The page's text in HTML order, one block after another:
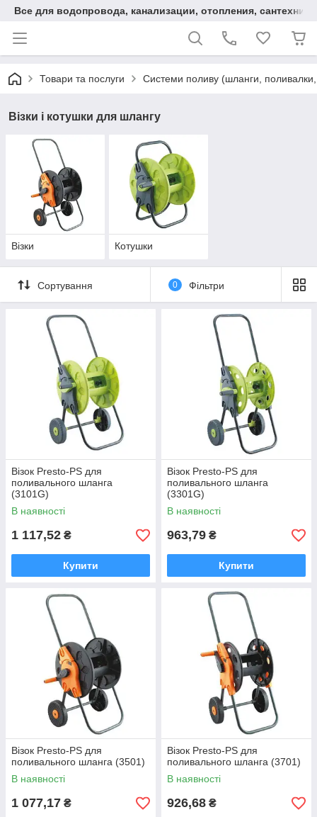
Все для водопровода, канализации, отопления, сантехники
Товари та послуги Системи поливу (шланги,
Візки і котушки для шлангу
Візки Котушки
Сортування 0 Фільтри
Візок Presto-PS для
поливального шланга
(3101G)
В наявності
1 117,52 ₴
Купити
Візок Presto-PS для
поливального шланга
(3301G)
В наявності
963,79 ₴
Купити
Візок Presto-PS для
поливального шланга (3501)
В наявності
1 077,17 ₴
Візок Presto-PS для
поливального шланга (3701)
В наявності
926,68 ₴